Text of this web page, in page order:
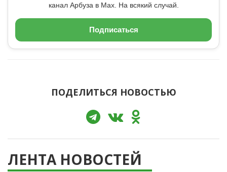
канал Арбуза в Max. На всякий случай.
Подписаться
ПОДЕЛИТЬСЯ НОВОСТЬЮ
ЛЕНТА НОВОСТЕЙ